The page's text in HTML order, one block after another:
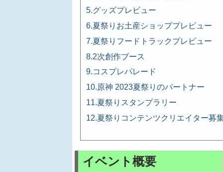
グッズプレビュー
夏祭りお土産ショッププレビュー
夏祭りフードトラックプレビュー
2次創作ブース
コスプレパレード
原神 2023夏祭りのパートナー
夏祭りスタンプラリー
夏祭りコンテンツクリエイター募
イベント概要